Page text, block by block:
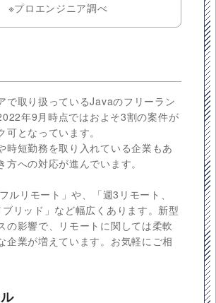
※プロエンジニア調べ
で取り扱っているJavaのフリーラン
年9月時点ではおよそ3割の案件が
可となっています。
時短勤務を取り入れている企業もあ
方への対応が進んでいます。
ルリモート」や、「週3リモート、
リッド」など幅広くあります。新型
の影響で、リモートに関しては柔軟
企業が増えています。お気軽にご相